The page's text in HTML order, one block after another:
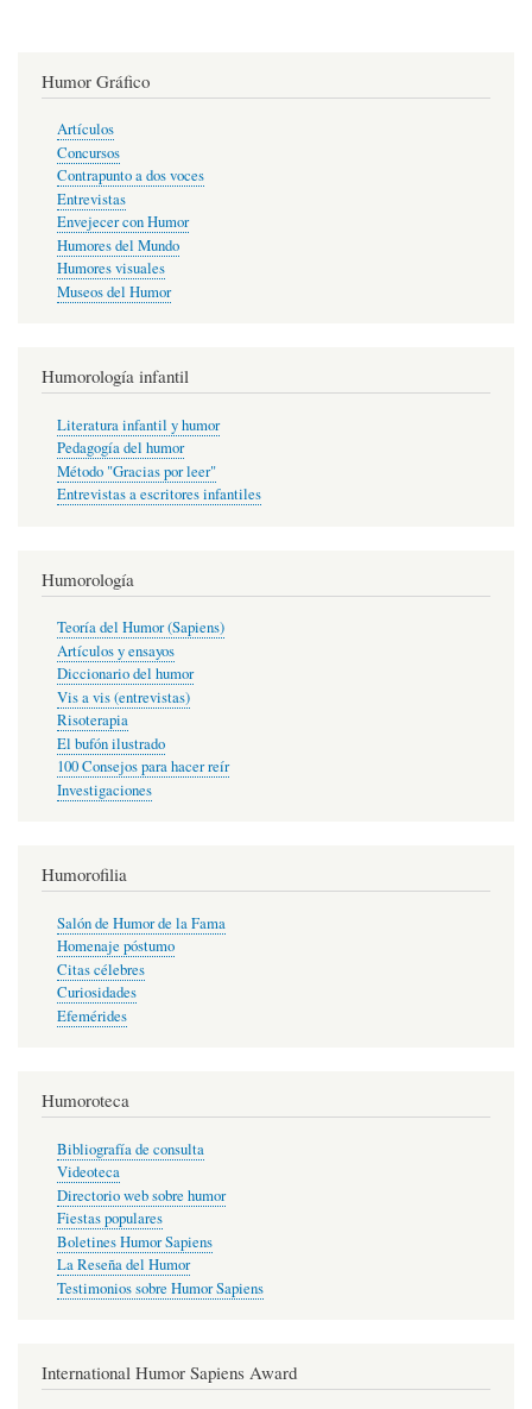
Humor Gráfico
Artículos
Concursos
Contrapunto a dos voces
Entrevistas
Envejecer con Humor
Humores del Mundo
Humores visuales
Museos del Humor
Humorología infantil
Literatura infantil y humor
Pedagogía del humor
Método "Gracias por leer"
Entrevistas a escritores infantiles
Humorología
Teoría del Humor (Sapiens)
Artículos y ensayos
Diccionario del humor
Vis a vis (entrevistas)
Risoterapia
El bufón ilustrado
100 Consejos para hacer reír
Investigaciones
Humorofilia
Salón de Humor de la Fama
Homenaje póstumo
Citas célebres
Curiosidades
Efemérides
Humoroteca
Bibliografía de consulta
Videoteca
Directorio web sobre humor
Fiestas populares
Boletines Humor Sapiens
La Reseña del Humor
Testimonios sobre Humor Sapiens
International Humor Sapiens Award